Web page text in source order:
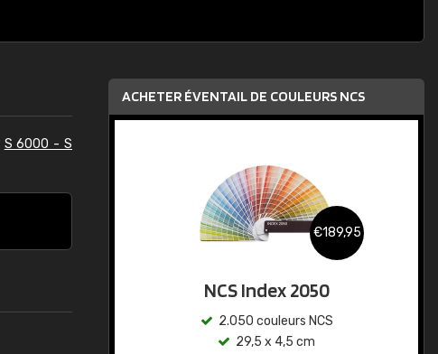
S 6000 - S
ACHETER ÉVENTAIL DE COULEURS NCS
€189,95
NCS Index 2050
2.050 couleurs NCS
29,5 x 4,5 cm